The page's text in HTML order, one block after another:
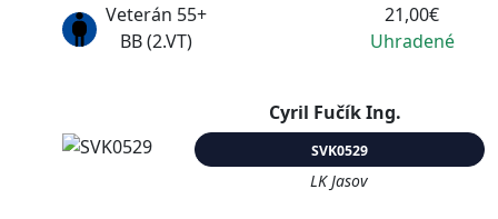
Veterán 55+
BB (2.VT)
21,00€
Uhradené
Cyril Fučík Ing.
SVK0529
LK Jasov